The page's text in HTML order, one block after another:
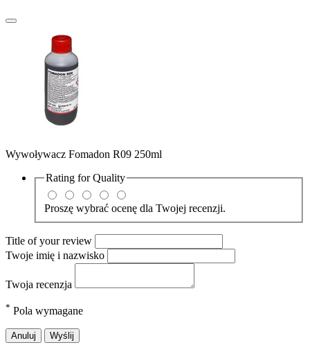
Wywoływacz Fomadon R09 250ml
Rating forQuality
Proszę wybrać ocenę dla Twojej recenzji.
Title of your review
Twoje imię i nazwisko
Twoja recenzja
* Pola wymagane
Anuluj Wyślij